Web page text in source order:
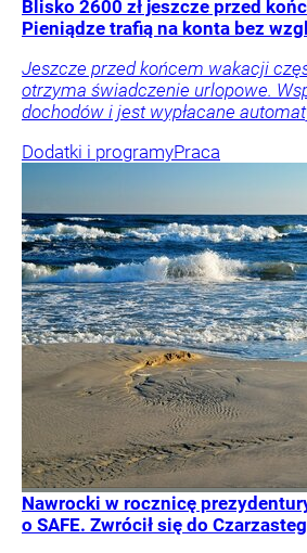
Blisko 2600 zł jeszcze przed
Pieniądze trafią na konta bez
Jeszcze przed końcem wakacji
otrzyma świadczenie urlopowe.
dochodów i jest wypłacane
Dodatki i programyPraca
Nawrocki w rocznicę
o SAFE. Zwrócił się do